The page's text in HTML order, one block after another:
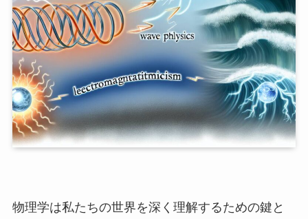
物理学は私たちの世界を深く理解するための鍵と